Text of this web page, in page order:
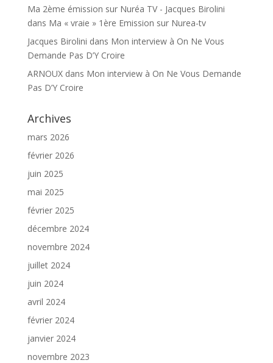
Ma 2ème émission sur Nuréa TV - Jacques Birolini
dans Ma « vraie » 1ère Emission sur Nurea-tv
Jacques Birolini dans Mon interview à On Ne Vous
Demande Pas D’Y Croire
ARNOUXdans Mon interview à On Ne Vous Demande
Pas D’Y Croire
Archives
mars 2026
février 2026
juin 2025
mai 2025
février 2025
décembre 2024
novembre 2024
juillet 2024
juin 2024
avril 2024
février 2024
janvier 2024
novembre 2023